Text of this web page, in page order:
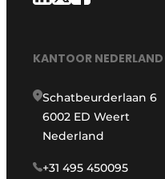
KANTOOR NEDERLAND
Schatbeurderlaan 6
6002 ED Weert
Nederland
+31 495 450095